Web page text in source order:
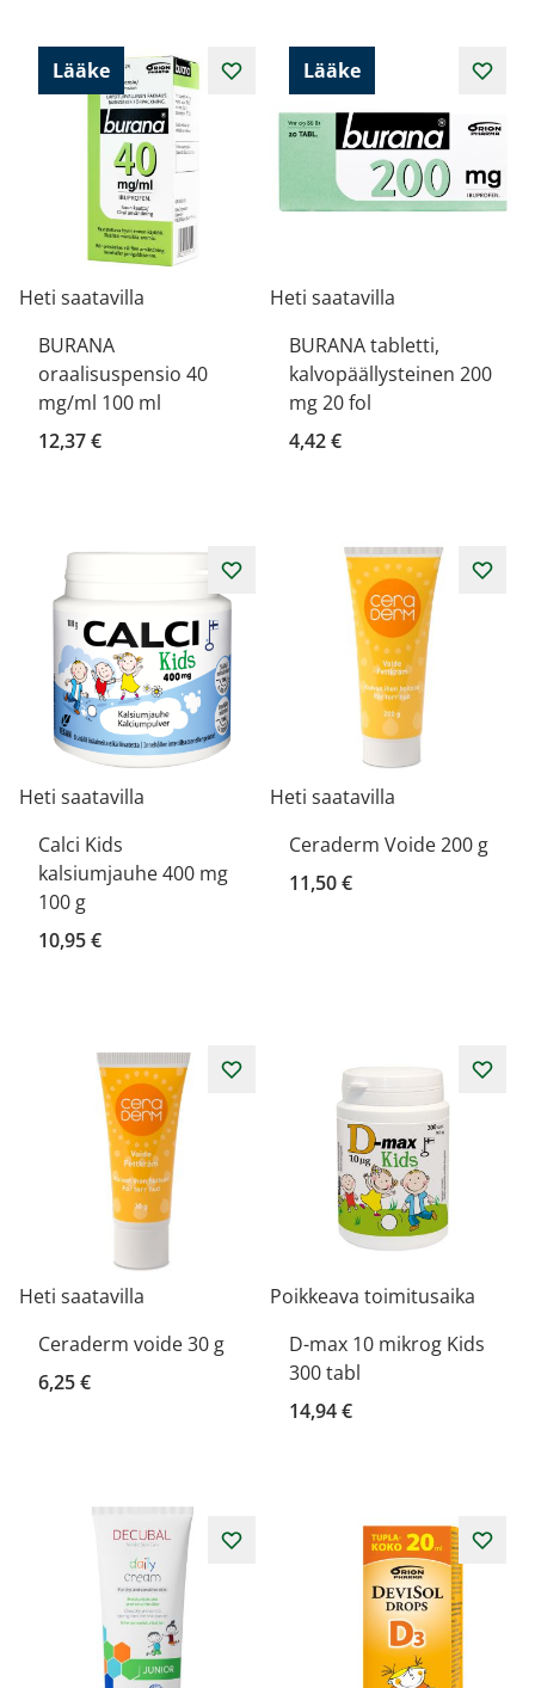
Lääke
Heti saatavilla
BURANA
oraalisuspensio 40
mg/ml 100 ml
12,37 €
Lääke
Heti saatavilla
BURANA tabletti,
kalvopäällysteinen 200
mg 20 fol
4,42 €
Heti saatavilla
Calci Kids
kalsiumjauhe 400 mg
100 g
10,95 €
Heti saatavilla
Ceraderm Voide 200 g
11,50 €
Heti saatavilla
Ceraderm voide 30 g
6,25 €
Poikkeava toimitusaika
D-max 10 mikrog Kids
300 tabl
14,94 €